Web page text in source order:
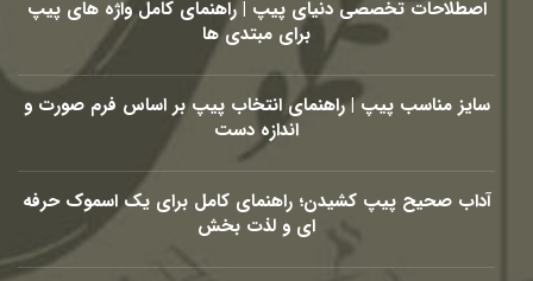
اصطلاحات تخصصی دنیای پیپ | راهنمای کامل واژه های پیپ
برای مبتدی ها
سایز مناسب پیپ | راهنمای انتخاب پیپ بر اساس فرم صورت و
اندازه دست
آداب صحیح پیپ کشیدن؛ راهنمای کامل برای یک اسموک حرفه
ای و لذت بخش